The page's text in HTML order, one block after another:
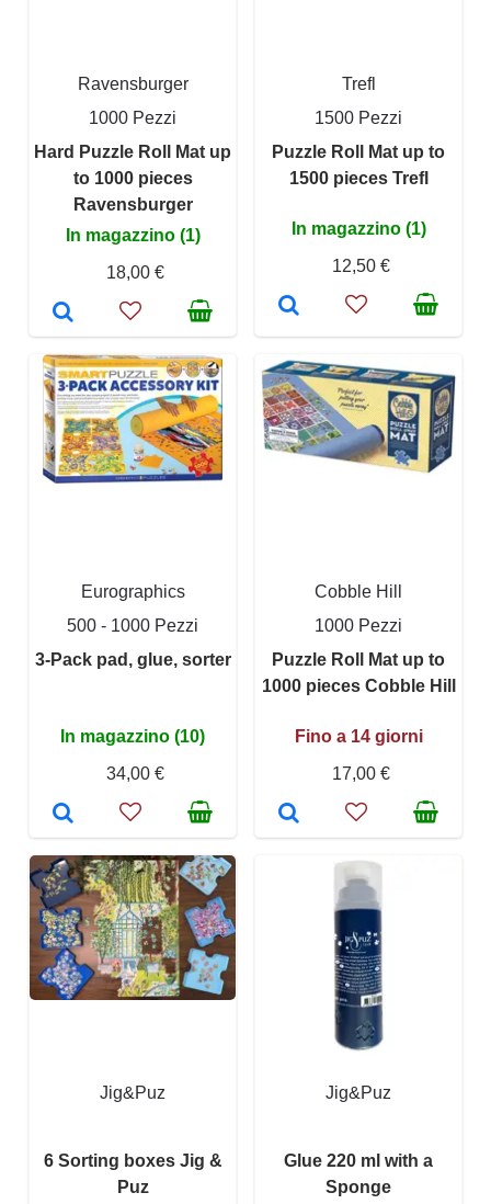
Ravensburger
1000 Pezzi
Hard Puzzle Roll Mat up
to 1000 pieces
Ravensburger
In magazzino (1)
18,00 €
Trefl
1500 Pezzi
Puzzle Roll Mat up to
1500 pieces Trefl
In magazzino (1)
12,50 €
Eurographics
500 - 1000 Pezzi
3-Pack pad, glue, sorter
In magazzino (10)
34,00 €
Cobble Hill
1000 Pezzi
Puzzle Roll Mat up to
1000 pieces Cobble Hill
Fino a 14 giorni
17,00 €
Jig&Puz
6 Sorting boxes Jig &
Puz
Jig&Puz
Glue 220 ml with a
Sponge